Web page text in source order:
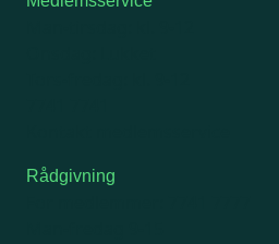
Rådgivning